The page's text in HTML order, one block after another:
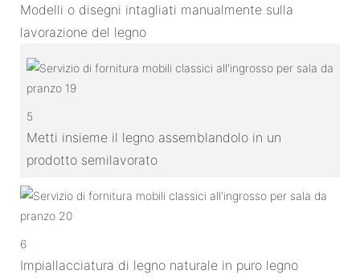
Modelli o disegni intagliati manualmente sulla
lavorazione del legno
5
Metti insieme il legno assemblandolo in un
prodotto semilavorato
6
Impiallacciatura di legno naturale in puro legno